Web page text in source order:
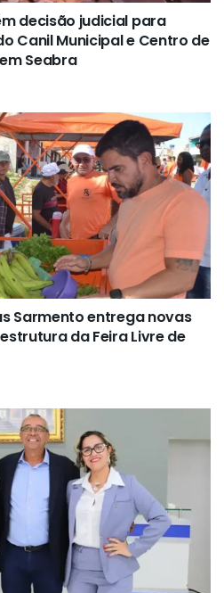
decisão judicial para
Canil Municipal e Centro de
Seabra
Sarmento entrega novas
da Feira Livre de